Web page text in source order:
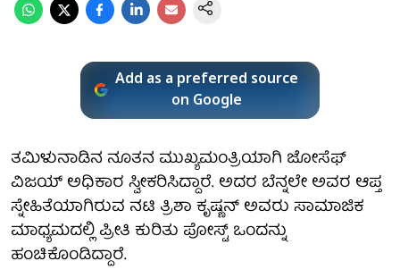
Add as a preferred source
on Google
ತಮಿಳುನಾಡಿನ ನೂತನ ಮುಖ್ಯಮಂತ್ರಿಯಾಗಿ ಜೋಸೆಫ್
ವಿಜಯ್ ಅಧಿಕಾರ ಸ್ವೀಕರಿಸಿದ್ದಾರೆ. ಅದರ ಬೆನ್ನಲೇ ಅವರ ಆಪ್ತ
ಸ್ನೇಹಿತೆಯಾಗಿರುವ ನಟಿ ತ್ರಿಶಾ ಕೃಷ್ಣನ್ ಅವರು ಸಾಮಾಜಿಕ
ಮಾಧ್ಯಮದಲ್ಲಿ ಪ್ರೀತಿ ಕುರಿತು ಪೋಸ್ಟ್‌ ಒಂದನ್ನು
ಹಂಚಿಕೊಂಡಿದ್ದಾರೆ.